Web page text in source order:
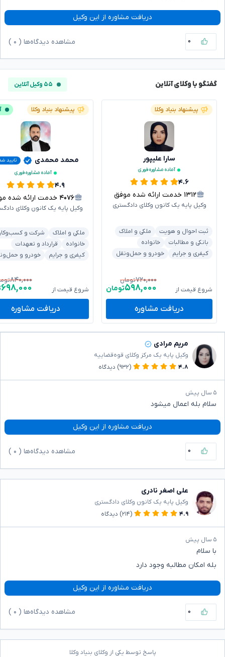
دریافت مشاوره از این وکیل
۰ مشاهده دیدگاه‌ها ( ۰
گفتگو با وکلای آنلاین ۵۵ وکیل آنلاین
پیشنهاد بنیاد وکلا
سارا علیپور
آماده مشاوره فوری
۴.۶
۱۳۱۲ خدمت ارائه شده موفق
وکیل پایه یک کانون وکلای دادگستری
ثبت احوال و هویت
ملکی و املاک
بانکی و مطالبات
خانواده
کیفری و جرایم
خودرو و حمل‌ونقل
شروع قیمت از
۷۲۰,۰۰۰تومان
۵۹۸,۰۰۰تومان
دریافت مشاوره
پیشنهاد بنیاد وکلا
محمد محمدی
تایید
آماده مشاوره فوری
۴.۹
۴۰۷۶ خدمت ارائه شده موفق
وکیل پایه یک کانون وکلای
ملکی و املاک
شرکت و
خانواده
قرارداد و تعهدات
کیفری و جرایم
خودرو و
شروع قیمت از
۸۴۰,۰۰۰
۶۹۸,۰۰۰
دریافت مشاوره
مریم مرادی
وکیل پایه یک مرکز وکلای قوه‌قضاییه
۴.۸
(۹۳۲) دیدگاه
۵ سال پیش
سلام بله اعمال میشود
دریافت مشاوره از این وکیل
۰ مشاهده دیدگاه‌ها ( ۰
علی اصغر نادری
وکیل پایه یک کانون وکلای دادگستری
۴.۹
(۲۱۴) دیدگاه
۵ سال پیش
با سلام
بله امکان مطالبه وجود دارد
دریافت مشاوره از این وکیل
۰ مشاهده دیدگاه‌ها ( ۰
پاسخ توسط یکی از وکلای بنیاد وکلا